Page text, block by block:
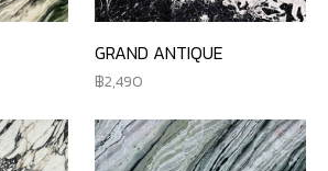
GRAND ANTIQUE
2,490